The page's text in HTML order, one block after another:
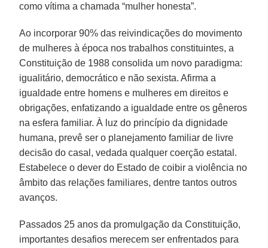
como vítima a chamada “mulher honesta”.
Ao incorporar 90% das reivindicações do movimento
de mulheres à época nos trabalhos constituintes, a
Constituição de 1988 consolida um novo paradigma:
igualitário, democrático e não sexista. Afirma a
igualdade entre homens e mulheres em direitos e
obrigações, enfatizando a igualdade entre os gêneros
na esfera familiar. À luz do princípio da dignidade
humana, prevê ser o planejamento familiar de livre
decisão do casal, vedada qualquer coerção estatal.
Estabelece o dever do Estado de coibir a violência no
âmbito das relações familiares, dentre tantos outros
avanços.
Passados 25 anos da promulgação da Constituição,
importantes desafios merecem ser enfrentados para